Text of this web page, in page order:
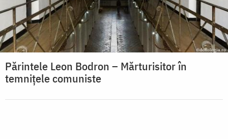
Părintele Leon Bodron – Mărturisitor în
temnițele comuniste